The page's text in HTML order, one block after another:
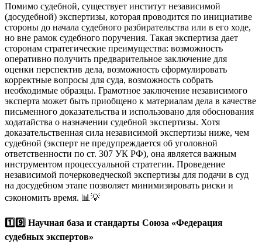
Помимо судебной, существует институт независимой
(досудебной) экспертизы, которая проводится по инициативе
стороны до начала судебного разбирательства или в его ходе,
но вне рамок судебного поручения. Такая экспертиза дает
сторонам стратегические преимущества: возможность
оперативно получить предварительное заключение для
оценки перспектив дела, возможность сформулировать
корректные вопросы для суда, возможность собрать
необходимые образцы. Грамотное заключение независимого
эксперта может быть приобщено к материалам дела в качестве
письменного доказательства и использовано для обоснования
ходатайства о назначении судебной экспертизы. Хотя
доказательственная сила независимой экспертизы ниже, чем
судебной (эксперт не предупреждается об уголовной
ответственности по ст. 307 УК РФ), она является важным
инструментом процессуальной стратегии. Проведение
независимой почерковедческой экспертизы для подачи в суд
на досудебном этапе позволяет минимизировать риски и
сэкономить время. 📊💡
1️⃣9️⃣ Научная база и стандарты Союза «Федерация
судебных экспертов»